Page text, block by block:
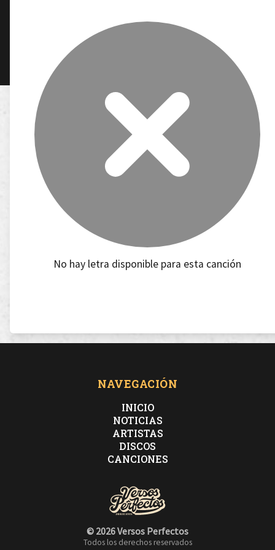
No hay letra disponible para esta canción
NAVEGACIÓN
INICIO
NOTICIAS
ARTISTAS
DISCOS
CANCIONES
© 2026 Versos Perfectos
Todos los derechos reservados